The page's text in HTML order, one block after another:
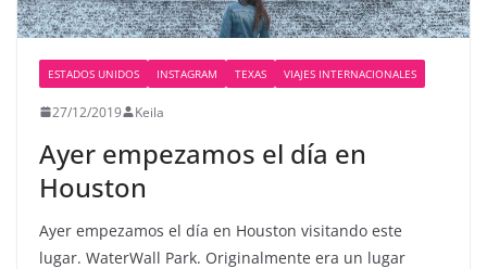
ESTADOS UNIDOS INSTAGRAM TEXAS VIAJES INTERNACIONALES
27/12/2019 Keila
Ayer empezamos el día en
Houston
Ayer empezamos el día en Houston visitando este
lugar. WaterWall Park. Originalmente era un lugar